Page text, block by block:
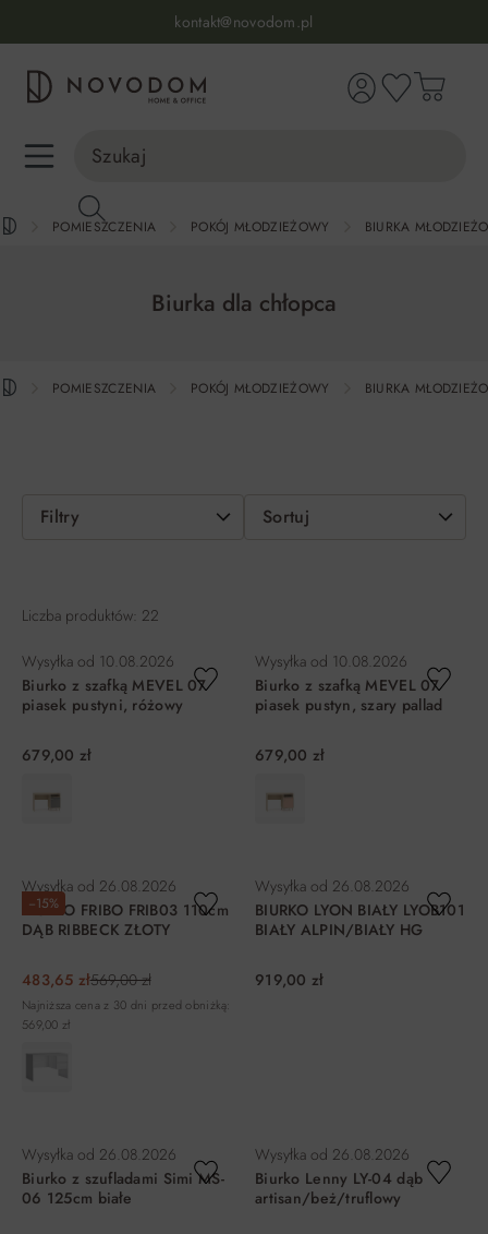
kontakt@novodom.pl
Dostawa z wniesieniem
30 dni na zwrot lub wymianę
98% zadowolonych klientów
POMIESZCZENIA POKÓJ MŁODZIEŻOWY BIURKA
Biurka dla chłopca
POMIESZCZENIA POKÓJ MŁODZIEŻOWY BIURKA
Filtry Sortuj
Liczba produktów: 22
Wysyłka od 10.08.2026
Biurko z szafką MEVEL 07
piasek pustyni, różowy
679,00 zł
Wysyłka od 10.08.2026
Biurko z szafką MEVEL 07
piasek pustyn, szary pallad
679,00 zł
−15%
Wysyłka od 26.08.2026
BIURKO FRIBO FRIB03 110cm
DĄB RIBBECK ZŁOTY
483,65 zł569,00 zł
Najniższa cena z 30 dni przed obniżką:
569,00 zł
Wysyłka od 26.08.2026
BIURKO LYON BIAŁY LYOB101
BIAŁY ALPIN/BIAŁY HG
919,00 zł
Wysyłka od 26.08.2026
Biurko z szufladami Simi MS-
06 125cm białe
Wysyłka od 26.08.2026
Biurko Lenny LY-04 dąb
artisan/beż/truflowy